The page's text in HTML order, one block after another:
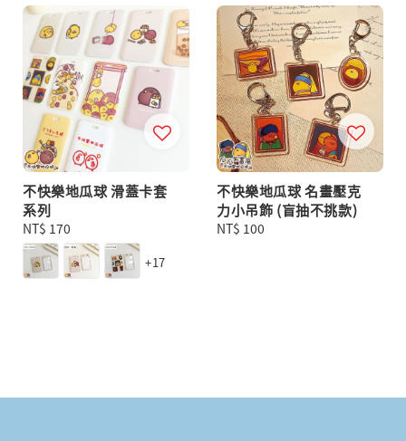
不快樂地瓜球 滑蓋卡套
系列
Regular
price
NT$ 170
+17
不快樂地瓜球 名畫壓克
力小吊飾 (盲抽不挑款)
Regular
NT$ 100